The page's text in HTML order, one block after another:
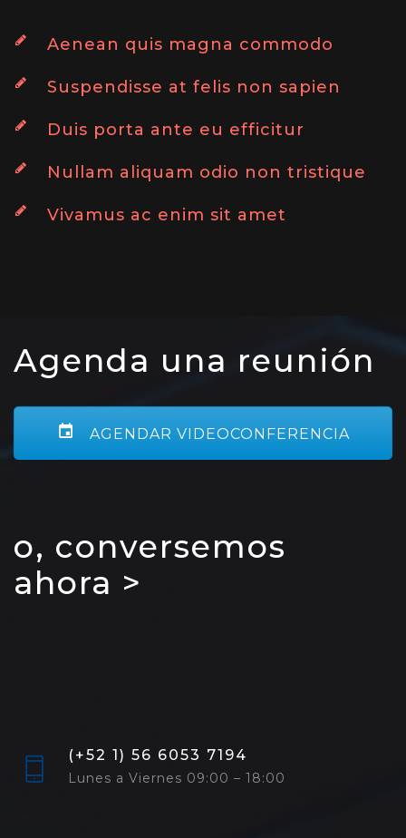
Aenean quis magna commodo
Suspendisse at felis non sapien
Duis porta ante eu efficitur
Nullam aliquam odio non tristique
Vivamus ac enim sit amet
Agenda una reunión
AGENDAR VIDEOCONFERENCIA
o, conversemos
ahora >
(+52 1) 56 6053 7194
Lunes a Viernes 09:00 – 18:00